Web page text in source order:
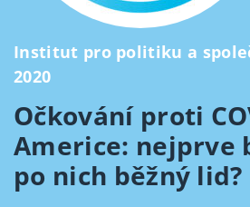
Institut pro politiku a
2020
Očkování proti
Americe: nejprve
po nich běžný lid?